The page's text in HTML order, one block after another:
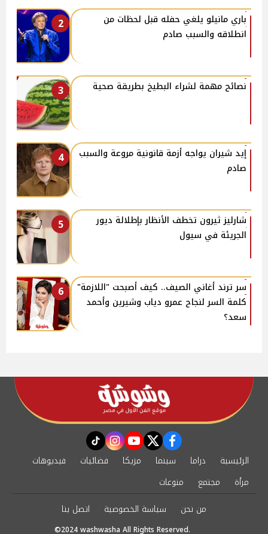
2
باري مانيلو يلغي حفله قبل لحظات من
انطلاقه والسبب صادم
3 نصائح مهمة لشراء البطيخ بطريقة صحية
4
إيد شيران يواجه أزمة قانونية مروعة والسبب
صادم
5
شارليز ثيرون تخطف الأنظار بإطلالة ديور
الجريئة في سيول
6
سر ترند أغاني الصيف.. كيف أصبحت "اللازمة"
كلمة السر لنجاح عمرو دياب وشيرين وأحمد
سعد؟
facebook
twitter
youtube
instagram
tiktok
الرئيسية دراما سينما مزيكا فضائيات
فيديوهات
مرأة
مجتمع
منوعات
من نحن
سياسة الخصوصية اتصل بنا
©2024 washwasha All Rights Reserved.